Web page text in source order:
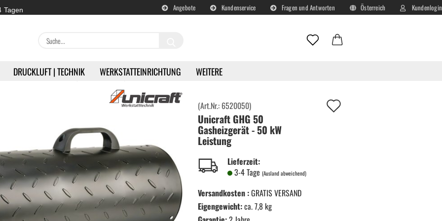
Tagen Angebote Kundenservice Fragen und Antworten Österreich Kundenlogin
Passwort vergessen?
DRUCKLUFT | TECHNIK WERKSTATTEINRICHTUNG WEITERE
Milwaukee | Akkugeräte
DeWALT | Akkugeräte
RETTER | Akkugeräte
» Unicraft GHG 50 Gasheizgerät - 50 kW Leistung
(Art.Nr.: 6520050)
Unicraft GHG 50
Gasheizgerät - 50 kW
Leistung
Lieferzeit:
3-4 Tage (Ausland abweichend)
Versandkosten :GRATIS VERSAND
Eigengewicht:ca. 7,8 kg